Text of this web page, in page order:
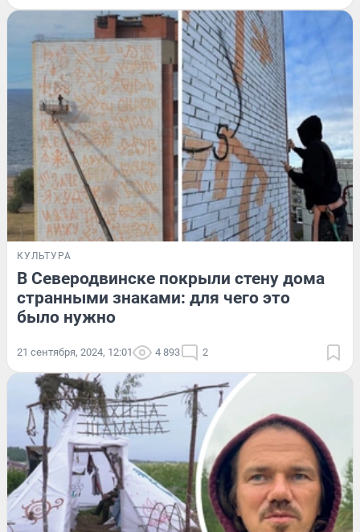
КУЛЬТУРА
В Северодвинске покрыли стену дома
странными знаками: для чего это
было нужно
21 сентября, 2024, 12:01 4 893 2